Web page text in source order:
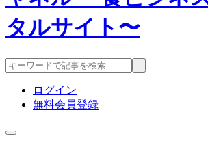
ログイン
無料会員登録